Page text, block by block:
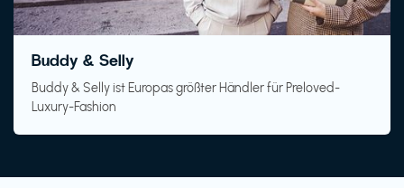
Buddy & Selly
Buddy & Selly ist Europas größter Händler für Preloved-
Luxury-Fashion